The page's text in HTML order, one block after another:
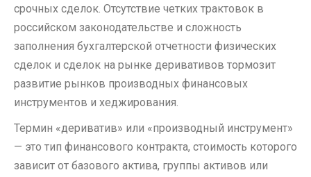
срочных сделок. Отсутствие четких трактовок в
российском законодательстве и сложность
заполнения бухгалтерской отчетности физических
сделок и сделок на рынке деривативов тормозит
развитие рынков производных финансовых
инструментов и хеджирования.
Термин «дериватив» или «производный инструмент»
— это тип финансового контракта, стоимость которого
зависит от базового актива, группы активов или